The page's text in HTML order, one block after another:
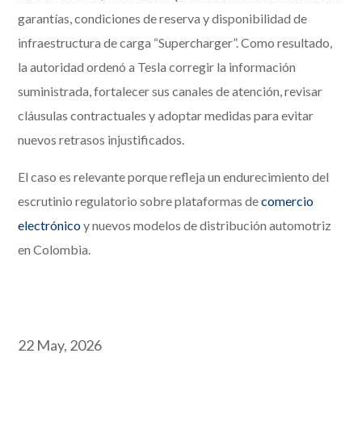
garantías, condiciones de reserva y disponibilidad de
infraestructura de carga “Supercharger”. Como resultado,
la autoridad ordenó a Tesla corregir la información
suministrada, fortalecer sus canales de atención, revisar
cláusulas contractuales y adoptar medidas para evitar
nuevos retrasos injustificados.
El caso es relevante porque refleja un endurecimiento del
escrutinio regulatorio sobre plataformas decomercio
electrónicoy nuevos modelos de distribución automotriz
en Colombia.
22 May, 2026